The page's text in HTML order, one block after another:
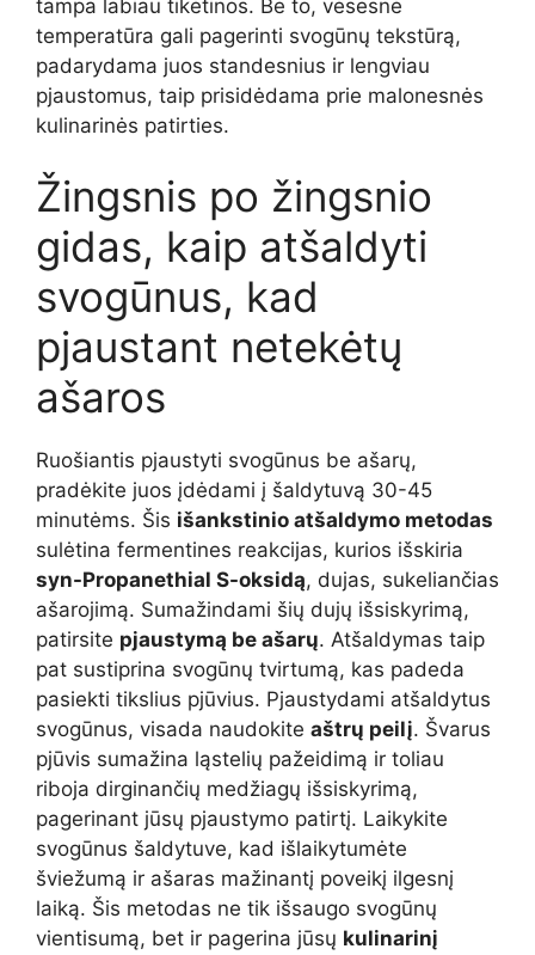
tampa labiau tikėtinos. Be to, vėsesnė
temperatūra gali pagerinti svogūnų tekstūrą,
padarydama juos standesnius ir lengviau
pjaustomus, taip prisidėdama prie malonesnės
kulinarinės patirties.
Žingsnis po žingsnio
gidas, kaip atšaldyti
svogūnus, kad
pjaustant netekėtų
ašaros
Ruošiantis pjaustyti svogūnus be ašarų,
pradėkite juos įdėdami į šaldytuvą 30-45
minutėms. Šis išankstinio atšaldymo metodas
sulėtina fermentines reakcijas, kurios išskiria
syn-Propanethial S-oksidą, dujas, sukeliančias
ašarojimą. Sumažindami šių dujų išsiskyrimą,
patirsite pjaustymą be ašarų. Atšaldymas taip
pat sustiprina svogūnų tvirtumą, kas padeda
pasiekti tikslius pjūvius. Pjaustydami atšaldytus
svogūnus, visada naudokite aštrų peilį. Švarus
pjūvis sumažina ląstelių pažeidimą ir toliau
riboja dirginančių medžiagų išsiskyrimą,
pagerinant jūsų pjaustymo patirtį. Laikykite
svogūnus šaldytuve, kad išlaikytumėte
šviežumą ir ašaras mažinantį poveikį ilgesnį
laiką. Šis metodas ne tik išsaugo svogūnų
vientisumą, bet ir pagerina jūsų kulinarinį